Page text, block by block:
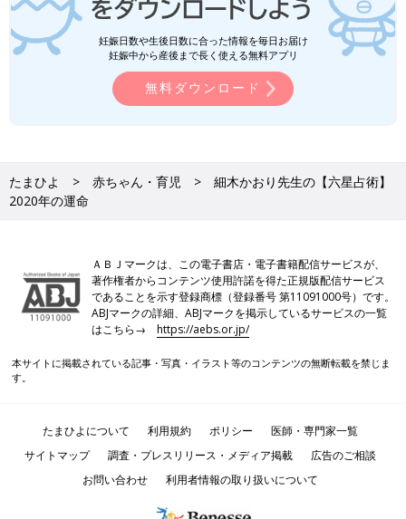
妊娠日数や生後日数に合った情報を毎日お届け
妊娠中から産後まで長く使える無料アプリ
無料ダウンロード
たまひよ 赤ちゃん・育児
細木かおり先生の【六星占術】
2020年の運命
ＡＢＪマークは、この電子書店・電子書籍配信サービスが、
著作権者からコンテンツ使用許諾を得た正規版配信サービス
であることを示す登録商標（登録番号 第11091000号）です。
ABJマークの詳細、ABJマークを掲示しているサービスの一覧
はこちら→https://aebs.or.jp/
本サイトに掲載されている記事・写真・イラスト等のコンテンツの無断転載を禁じま
す。
たまひよについて 利用規約 ポリシー
医師・専門家一覧
サイトマップ
調査・プレスリリース・メディア掲載
広告のご相談
お問い合わせ
利用者情報の取り扱いについて